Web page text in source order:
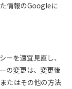
情報のGoogleに
ーを適宜見直し、
の変更は、変更後
たはその他の方法